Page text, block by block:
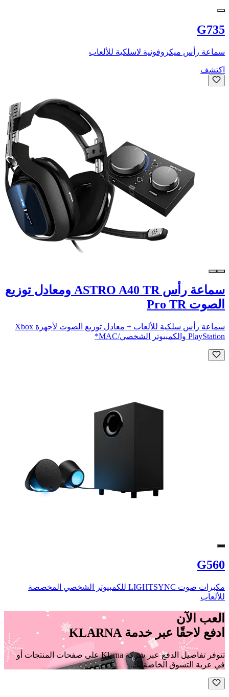
G735
سماعة رأس ميكروفونية لاسلكية للألعاب
اكتشف
سماعة رأس ASTRO A40 TR ومعادل توزيع
الصوت Pro TR
سماعة رأس سلكية للألعاب + معادل توزيع الصوت لأجهزة Xbox
PlayStation والكمبيوتر الشخصي/MAC*
G560
مكبرات صوت LIGHTSYNC للكمبيوتر الشخصي المخصصة
للألعاب
العب الآن
ادفع لاحقًا عبر خدمة KLARNA
تتوفر تفاصيل الدفع عبر شركة Klarna على صفحات المنتجات أو
في عربة التسوق الخاصة بك.